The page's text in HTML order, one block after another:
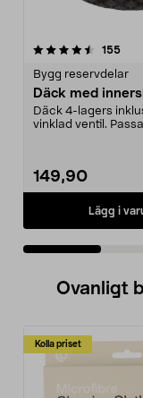
155
Bygg reservdelar
Däck med
Däck 4-lagers
vinklad ventil.
149,90
Lägg i
4.0 av 5
Ovanligt
Kolla priset